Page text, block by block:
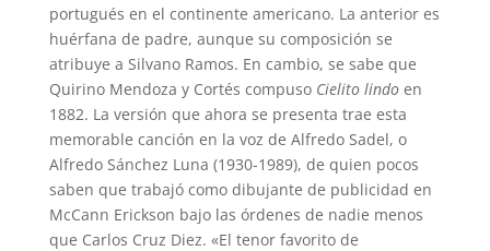
portugués en el continente americano. La anterior es
huérfana de padre, aunque su composición se
atribuye a Silvano Ramos. En cambio, se sabe que
Quirino Mendoza y Cortés compuso Cielito lindoen
1882. La versión que ahora se presenta trae esta
memorable canción en la voz de Alfredo Sadel, o
Alfredo Sánchez Luna (1930-1989), de quien pocos
saben que trabajó como dibujante de publicidad en
McCann Erickson bajo las órdenes de nadie menos
que Carlos Cruz Diez. «El tenor favorito de